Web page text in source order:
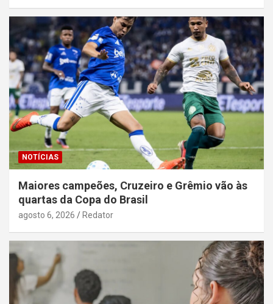
NOTÍCIAS
Maiores campeões, Cruzeiro e Grêmio vão às
quartas da Copa do Brasil
agosto 6, 2026 Redator